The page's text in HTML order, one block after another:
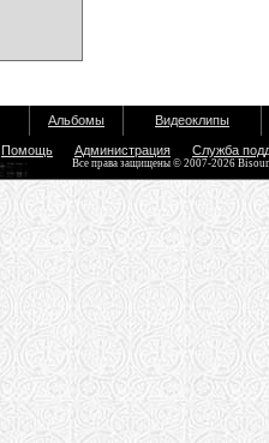
Альбомы Видеоклипы
Помощь Администрация Служба
Все права защищены © 2007-2026